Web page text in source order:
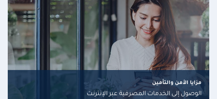
مزايا الأمن والتأمين
الوصول إلى الخدمات المصرفية عبر الإنترنت